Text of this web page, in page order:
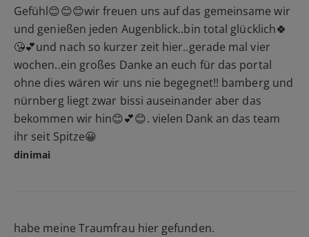
Gefühl😊😊😊wir freuen uns auf das gemeinsame wir
und genießen jeden Augenblick..bin total glücklich🍀
😘💕und nach so kurzer zeit hier..gerade mal vier
wochen..ein großes Danke an euch für das portal
ohne dies wären wir uns nie begegnet!! bamberg und
nürnberg liegt zwar bissi auseinander aber das
bekommen wir hin😊💕😊. vielen Dank an das team
ihr seit Spitze😀
dinimai
habe meine Traumfrau hier gefunden.